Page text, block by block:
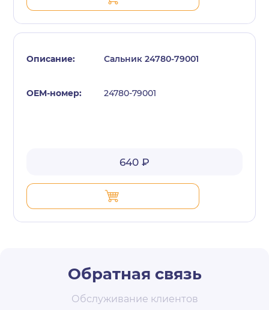
Сальник 24780-79001
24780-79001
640 ₽
Обратная связь
Обслуживание клиентов